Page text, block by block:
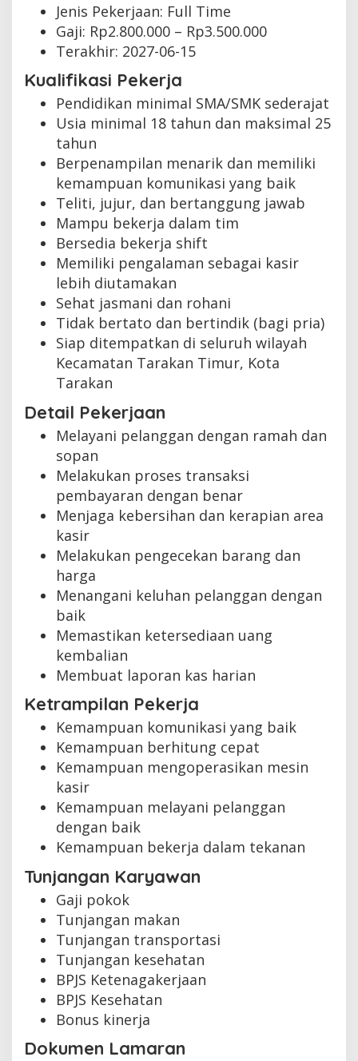
Jenis Pekerjaan: Full Time
Gaji: Rp2.800.000 – Rp3.500.000
Terakhir: 2027-06-15
Kualifikasi Pekerja
Pendidikan minimal SMA/SMK sederajat
Usia minimal 18 tahun dan maksimal 25
tahun
Berpenampilan menarik dan memiliki
kemampuan komunikasi yang baik
Teliti, jujur, dan bertanggung jawab
Mampu bekerja dalam tim
Bersedia bekerja shift
Memiliki pengalaman sebagai kasir
lebih diutamakan
Sehat jasmani dan rohani
Tidak bertato dan bertindik (bagi pria)
Siap ditempatkan di seluruh wilayah
Kecamatan Tarakan Timur, Kota
Tarakan
Detail Pekerjaan
Melayani pelanggan dengan ramah dan
sopan
Melakukan proses transaksi
pembayaran dengan benar
Menjaga kebersihan dan kerapian area
kasir
Melakukan pengecekan barang dan
harga
Menangani keluhan pelanggan dengan
baik
Memastikan ketersediaan uang
kembalian
Membuat laporan kas harian
Ketrampilan Pekerja
Kemampuan komunikasi yang baik
Kemampuan berhitung cepat
Kemampuan mengoperasikan mesin
kasir
Kemampuan melayani pelanggan
dengan baik
Kemampuan bekerja dalam tekanan
Tunjangan Karyawan
Gaji pokok
Tunjangan makan
Tunjangan transportasi
Tunjangan kesehatan
BPJS Ketenagakerjaan
BPJS Kesehatan
Bonus kinerja
Dokumen Lamaran